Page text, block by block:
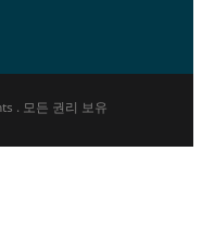
. 모든 권리 보유